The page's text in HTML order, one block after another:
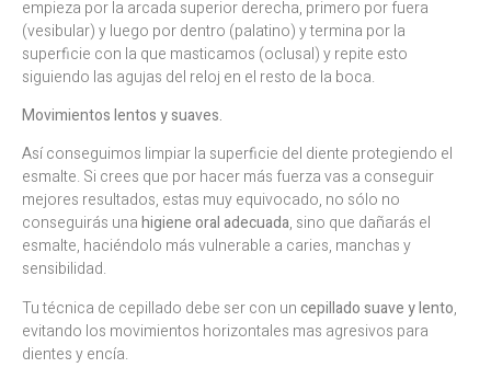
empieza por la arcada superior derecha, primero por fuera
(vesibular) y luego por dentro (palatino) y termina por la
superficie con la que masticamos (oclusal) y repite esto
siguiendo las agujas del reloj en el resto de la boca.
Movimientos lentos y suaves.
Así conseguimos limpiar la superficie del diente protegiendo el
esmalte. Si crees que por hacer más fuerza vas a conseguir
mejores resultados, estas muy equivocado, no sólo no
conseguirás unahigiene oral adecuada, sino que dañarás el
esmalte, haciéndolo más vulnerable a caries, manchas y
sensibilidad.
Tu técnica de cepillado debe ser con uncepillado suave y lento,
evitando los movimientos horizontales mas agresivos para
dientes y encía.